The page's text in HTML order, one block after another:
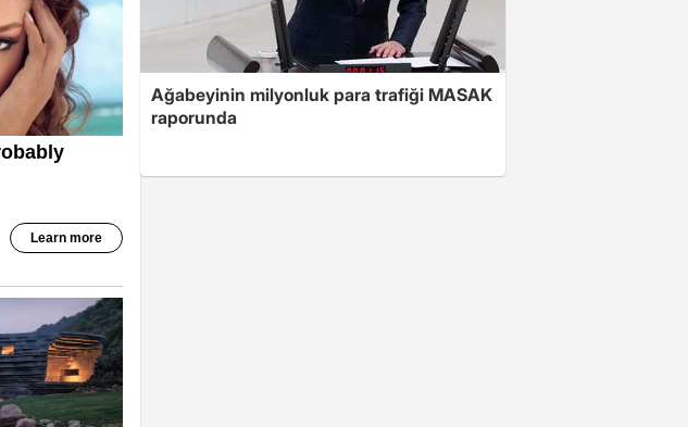
Ağabeyinin milyonluk para trafiği MASAK
raporunda